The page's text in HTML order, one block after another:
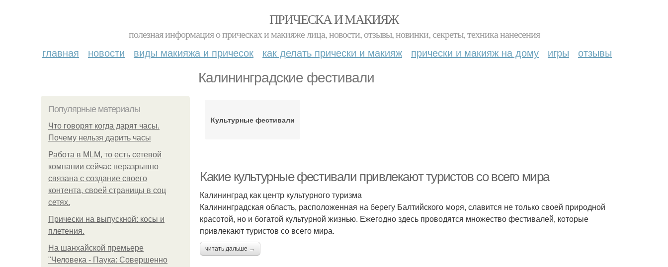
ПРИЧЕСКА И МАКИЯЖ
полезная информация о прическах и макияже лица, новости, отзывы, новинки, секреты, техника нанесения
главная новости виды макияжа и причесок как делать прически и макияж прически и макияж на дому игры отзывы
Калининградские фестивали
Популярные материалы
Что говорят когда дарят часы.
Почему нельзя дарить часы
Работа в MLM, то есть сетевой
компании сейчас неразрывно
связана с создание своего
контента, своей страницы в соц
сетях.
Прически на выпускной: косы и
плетения.
На шанхайской премьере
"Человека - Паука: Совершенно
Культурные фестивали
Какие культурные фестивали привлекают туристов со всего мира
Калининград как центр культурного туризма
Калининградская область, расположенная на берегу Балтийского моря, славится не только своей природной
красотой, но и богатой культурной жизнью. Ежегодно здесь проводятся множество фестивалей, которые
привлекают туристов со всего мира.
читать дальше →